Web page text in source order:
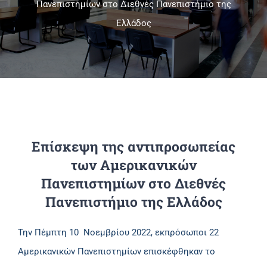
Πανεπιστημιακές Μονάδες
Πανεπιστημίων στο Διεθνές Πανεπιστήμιο της
Ελλάδος
Επίσκεψη της αντιπροσωπείας
των Αμερικανικών
Πανεπιστημίων στο Διεθνές
Πανεπιστήμιο της Ελλάδος
Την Πέμπτη 10 Νοεμβρίου 2022, εκπρόσωποι 22
Αμερικανικών Πανεπιστημίων επισκέφθηκαν το